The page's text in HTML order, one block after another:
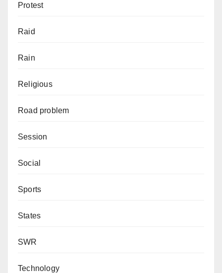
Protest
Raid
Rain
Religious
Road problem
Session
Social
Sports
States
SWR
Technology